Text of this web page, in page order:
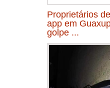
Proprietários
app em
golpe ...